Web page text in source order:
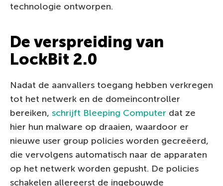
technologie ontworpen.
De verspreiding van
LockBit 2.0
Nadat de aanvallers toegang hebben verkregen
tot het netwerk en de domeincontroller
bereiken, schrijft Bleeping Computer dat ze
hier hun malware op draaien, waardoor er
nieuwe user group policies worden gecreëerd,
die vervolgens automatisch naar de apparaten
op het netwerk worden gepusht. De policies
schakelen allereerst de ingebouwde